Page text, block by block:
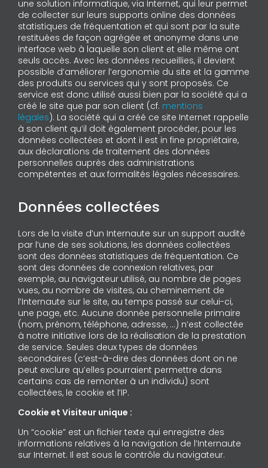
une solution informatique, via Internet, qui leur permet
de collecter sur leurs supports online des données
statistiques de fréquentation et qui sont par la suite
restituées de façon agrégée et anonyme dans une
interface web à laquelle son client et elle même ont
seuls accès. Avec les données recueillies, il devient
possible d’améliorer l’ergonomie du site et la gamme
des produits ou services qui y sont proposés. Ce
service est donc utilisé aussi bien par la société qui a
créé le site que par son client (cf. mentions
légales). La société qui a créé ce site Internet rappelle
à son client qu’il doit également procéder, pour les
données collectées et dont il est in fine propriétaire,
aux déclarations de traitement des données
personnelles auprès des administrations
compétentes et aux formalités légales nécessaires.
Données collectées
Lors de la visite d’un Internaute sur un support audité
par l’une de ses solutions, les données collectées
sont des données statistiques de fréquentation. Ce
sont des données de connexion relatives, par
exemple, au navigateur utilisé, au nombre de pages
vues, au nombre de visites, au cheminement de
l’Internaute sur le site, au temps passé sur celui-ci,
une page, etc. Aucune donnée personnelle primaire
(nom, prénom, téléphone, adresse, …) n’est collectée
à notre initiative lors de la réalisation de la prestation
de service. Seules deux types de données
secondaires (c’est-à-dire des données dont on ne
peut exclure qu’elles pourraient permettre dans
certains cas de remonter à un individu) sont
collectées, le cookie et l’IP.
Cookie et Visiteur unique :
Un “cookie” est un fichier texte qui enregistre des
informations relatives à la navigation de l’Internaute
sur Internet. Il est sous le contrôle du navigateur.